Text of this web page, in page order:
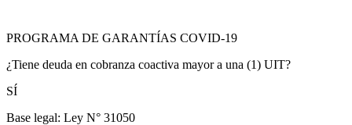
PROGRAMA DE GARANTÍAS COVID-19
¿Tiene deuda en cobranza coactiva mayor a una (1) UIT?
SÍ
Base legal: Ley N° 31050